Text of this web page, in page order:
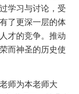
学习与讨论，受
了更深一层的体
才的竞争。推动
而神圣的历史使
师为本老师大